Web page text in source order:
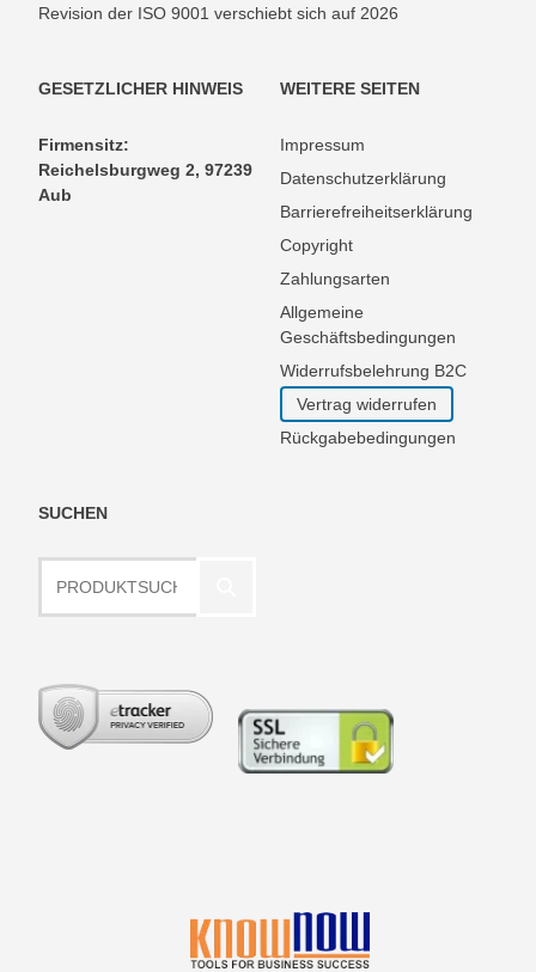
Revision der ISO 9001 verschiebt sich auf 2026
GESETZLICHER HINWEIS
Firmensitz:
Reichelsburgweg 2, 97239
Aub
WEITERE SEITEN
Impressum
Datenschutzerklärung
Barrierefreiheitserklärung
Copyright
Zahlungsarten
Allgemeine
Geschäftsbedingungen
Widerrufsbelehrung B2C
Vertrag widerrufen
Rückgabebedingungen
SUCHEN